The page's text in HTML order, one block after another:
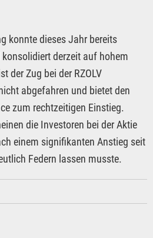
konnte dieses Jahr bereits
derzeit auf hohem
der Zug bei der RZOLV
abgefahren und bietet den
zum rechtzeitigen Einstieg.
die Investoren bei der Aktie
einem signifikanten Anstieg seit
Federn lassen musste.